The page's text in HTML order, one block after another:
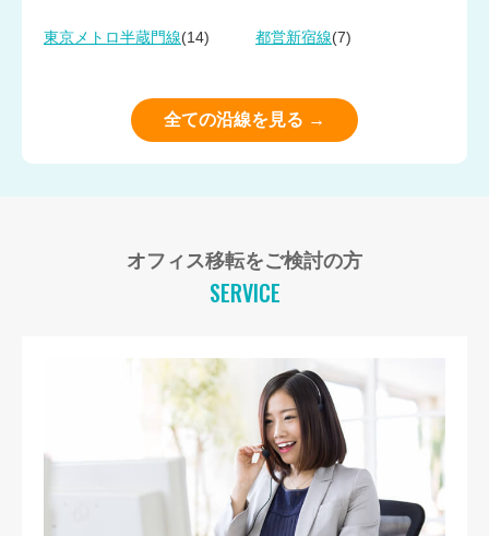
東京メトロ半蔵門線(14) 都営新宿線(7)
全ての沿線を見る →
オフィス移転をご検討の方
SERVICE